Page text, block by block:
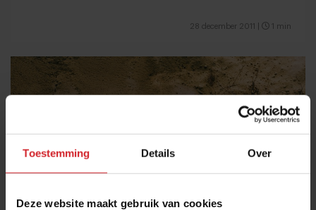
Toestemming Details Over
Deze website maakt gebruik van cookies
28 december 2011 1 min